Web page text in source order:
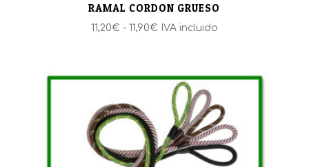
RAMAL CORDON GRUESO
11,20€ - 11,90€Rango
desde
11,20€
hasta
11,90€
IVA incluido